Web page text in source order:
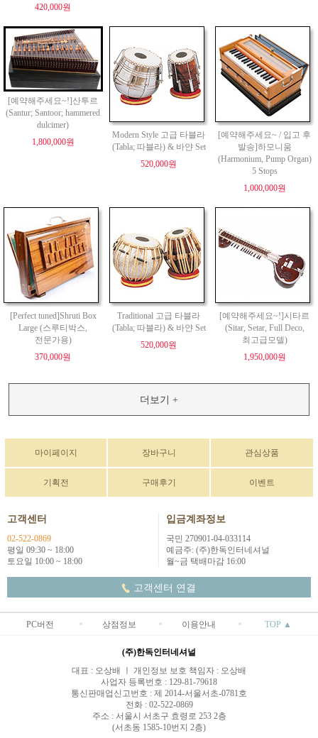
420,000원
[예약해주세요~!]산투르
(Santur; Santoor; hammered
dulcimer)
1,800,000원
Modern Style 고급 타블라
(Tabla; 따블라) & 바얀 Set
520,000원
[예약해주세요~ / 입고 후
발송]하모니움
(Harmonium, Pump Organ)
5 Stops
1,000,000원
[Perfect tuned]Shruti Box
Large (스루티박스,
전문가용)
370,000원
Traditional 고급 타블라
(Tabla; 따블라) & 바얀 Set
520,000원
[예약해주세요~!]시타르
(Sitar, Setar, Full Deco,
최고급모델)
1,950,000원
더보기 +
마이페이지 장바구니 관심상품
기획전 구매후기 이벤트
고객센터
02-522-0869
평일 09:30 ~ 18:00
토요일 10:00 ~ 18:00
입금계좌정보
국민 270901-04-033114
예금주: (주)한독인터네셔널
월~금 택배마감 16:00
고객센터 연결
PC버전 상점정보 이용안내 TOP ▲
(주)한독인터네셔널
대표 : 오상배 ㅣ 개인정보 보호 책임자 : 오상배
사업자 등록번호 : 129-81-79618
통신판매업신고번호 : 제 2014-서울서초-0781호
전화 : 02-522-0869
주소 : 서울시 서초구 효령로 253 2층
(서초동 1585-10번지 2층)